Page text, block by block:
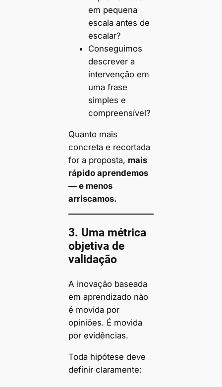
em pequena
escala antes de
escalar?
Conseguimos
descrever a
intervenção em
uma frase
simples e
compreensível?
Quanto mais
concreta e recortada
for a proposta, mais
rápido aprendemos
— e menos
arriscamos.
3. Uma métrica
objetiva de
validação
A inovação baseada
em aprendizado não
é movida por
opiniões. É movida
por evidências.
Toda hipótese deve
definir claramente: